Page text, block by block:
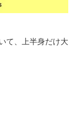
て、上半身だけ大